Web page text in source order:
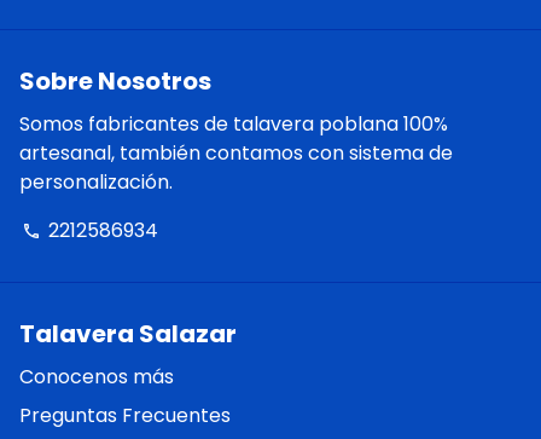
Sobre Nosotros
Somos fabricantes de talavera poblana 100%
artesanal, también contamos con sistema de
personalización.
phone 2212586934
Talavera Salazar
Conocenos más
Preguntas Frecuentes